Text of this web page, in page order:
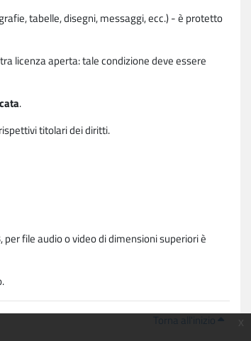
tabelle, disegni, messaggi, ecc.) - è protetto
licenza aperta: tale condizione deve essere
.
titolari dei diritti.
file audio o video di dimensioni superiori è
Torna all'inizio